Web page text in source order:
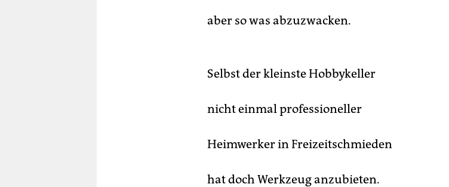
aber so was abzuzwacken.
Selbst der kleinste Hobbykeller
nicht einmal professioneller
Heimwerker in Freizeitschmieden
hat doch Werkzeug anzubieten.